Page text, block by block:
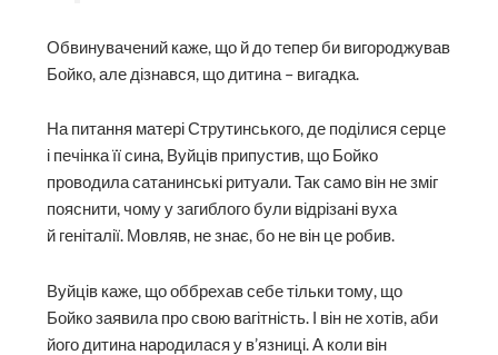
Обвинувачений каже, що й до тепер би вигороджував
Бойко, але дізнався, що дитина – вигадка.
На питання матері Струтинського, де поділися серце
і печінка її сина, Вуйців припустив, що Бойко
проводила сатанинські ритуали. Так само він не зміг
пояснити, чому у загиблого були відрізані вуха
й геніталії. Мовляв, не знає, бо не він це робив.
Вуйців каже, що оббрехав себе тільки тому, що
Бойко заявила про свою вагітність. І він не хотів, аби
його дитина народилася у в’язниці. А коли він